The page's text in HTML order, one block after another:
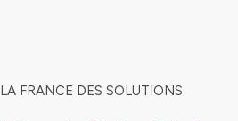
LA FRANCE DES SOLUTIONS